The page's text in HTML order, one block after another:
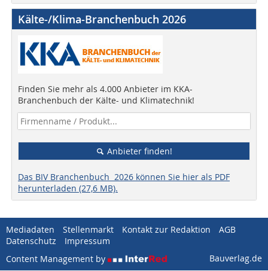
Kälte-/Klima-Branchenbuch 2026
Finden Sie mehr als 4.000 Anbieter im KKA-
Branchenbuch der Kälte- und Klimatechnik!
Anbieter finden!
Das BIV Branchenbuch 2026 können Sie hier als PDF
herunterladen (27,6 MB).
Mediadaten Stellenmarkt Kontakt zur Redaktion
AGB
Datenschutz
Impressum
Content Management by
Bauverlag.de